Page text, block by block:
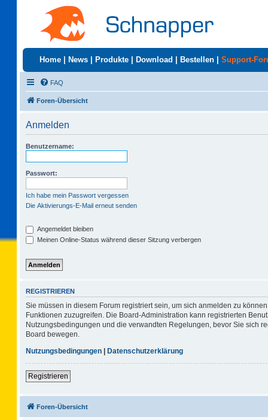
Home News Produkte Download Bestellen Support-
FAQ
Foren-Übersicht
Anmelden
Benutzername:
Passwort:
Ich habe mein Passwort vergessen
Die Aktivierungs-E-Mail erneut senden
Angemeldet bleiben
Meinen Online-Status während dieser Sitzung verbergen
REGISTRIEREN
Sie müssen in diesem Forum registriert sein, um sich anmelden zu
Funktionen zuzugreifen. Die Board-Administration kann registrierten
Nutzungsbedingungen und die verwandten Regelungen, bevor Sie sich
Board bewegen.
Nutzungsbedingungen | Datenschutzerklärung
Registrieren
Foren-Übersicht